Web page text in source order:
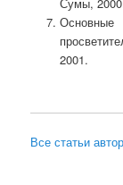
2001.
Все статьи